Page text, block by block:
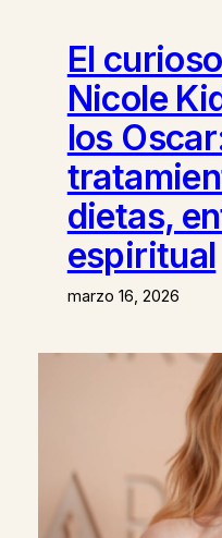
El
Nicole
los
dietas,
espiritual
marzo 16, 2026